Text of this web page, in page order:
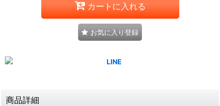
カートに入れる
お気に入り登録
商品詳細